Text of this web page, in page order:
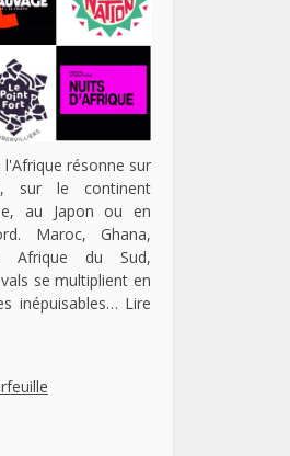
résonne sur
sur le continent
au Japon ou en
Maroc, Ghana,
Afrique du Sud,
se multiplient en
inépuisables… Lire